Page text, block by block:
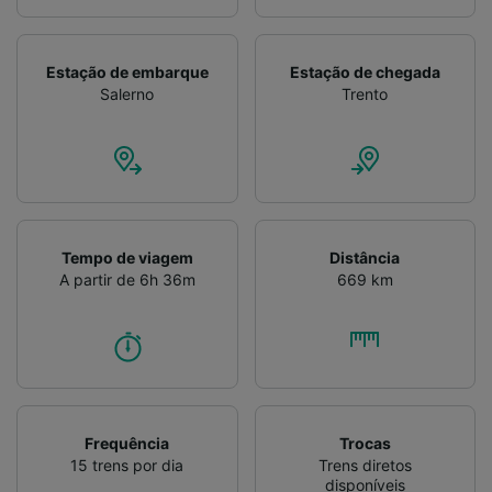
Estação de embarque
Salerno
Estação de chegada
Trento
Tempo de viagem
A partir de 6h 36m
Distância
669 km
Frequência
15 trens por dia
Trocas
Trens diretos
disponíveis
Verificar ativamente as características do
dispositivo para identificação. Armazenar e/ou
Publicidade e conteúdo personalizados,
medição de publicidade e conteúdo, pesquisa
Lista de parceiros (fornecedores)